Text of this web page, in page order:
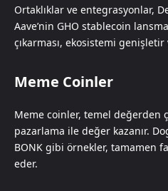
Ortaklıklar ve entegrasyonlar,
Aave’nin GHO stablecoin
çıkarması, ekosistemi
Meme Coinler
Meme coinler, temel değerden
pazarlama ile değer kazanır.
BONK gibi örnekler, tamamen
eder.